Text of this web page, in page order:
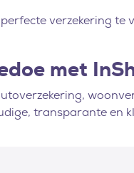
verzekering
met
transparante en